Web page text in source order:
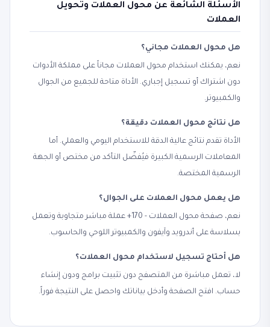
الأسئلة الشائعة عن محول العملات وتحويل
العملات
هل محول العملات مجاني؟
نعم، يمكنك استخدام محول العملات مجاناً على مملكة الأدوات
دون اشتراك أو تسجيل إجباري. الأداة متاحة للجميع من الجوال
والكمبيوتر.
هل نتائج محول العملات دقيقة؟
الأداة تقدم نتائج عالية الدقة للاستخدام اليومي والعملي. أما
المعاملات الرسمية الكبيرة فيُفضّل التأكد من مختص أو الجهة
الرسمية المختصة.
هل يعمل محول العملات على الجوال؟
نعم، صفحة محول العملات - 170+ عملة مباشر متجاوبة وتعمل
بسلاسة على أندرويد وآيفون والكمبيوتر اللوحي والحاسوب.
هل أحتاج تسجيل لاستخدام محول العملات؟
لا، تعمل مباشرة من المتصفح دون تثبيت برامج ودون إنشاء
حساب. افتح الصفحة وأدخل بياناتك واحصل على النتيجة فوراً.